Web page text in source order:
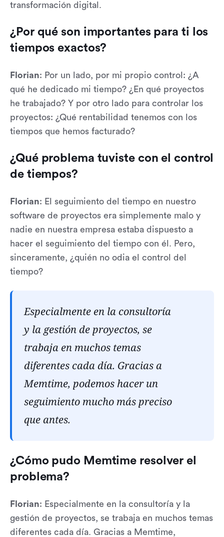
transformación digital.
¿Por qué son importantes para ti los
tiempos exactos?
Florian: Por un lado, por mi propio control: ¿A
qué he dedicado mi tiempo? ¿En qué proyectos
he trabajado? Y por otro lado para controlar los
proyectos: ¿Qué rentabilidad tenemos con los
tiempos que hemos facturado?
¿Qué problema tuviste con el control
de tiempos?
Florian: El seguimiento del tiempo en nuestro
software de proyectos era simplemente malo y
nadie en nuestra empresa estaba dispuesto a
hacer el seguimiento del tiempo con él. Pero,
sinceramente, ¿quién no odia el control del
tiempo?
Especialmente en la consultoría
y la gestión de proyectos, se
trabaja en muchos temas
diferentes cada día. Gracias a
Memtime, podemos hacer un
seguimiento mucho más preciso
que antes.
¿Cómo pudo Memtime resolver el
problema?
Florian: Especialmente en la consultoría y la
gestión de proyectos, se trabaja en muchos temas
diferentes cada día. Gracias a Memtime,